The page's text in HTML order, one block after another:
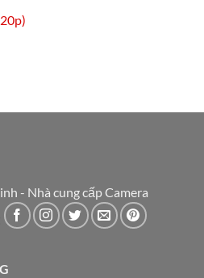
- Nhà cung cấp Camera